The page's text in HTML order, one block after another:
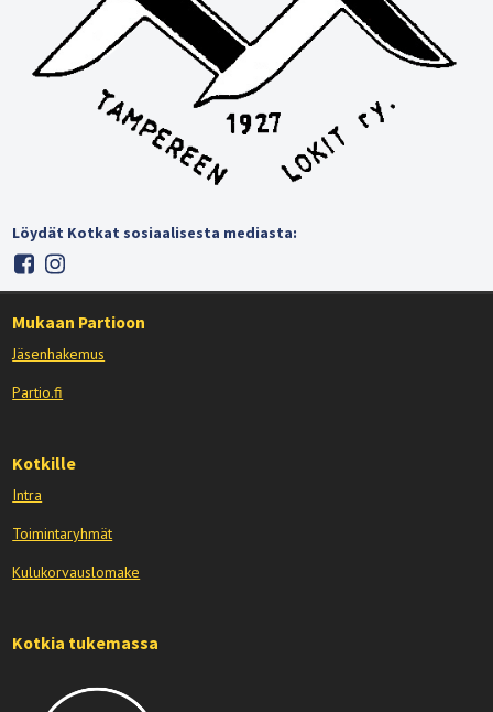
Löydät Kotkat sosiaalisesta mediasta:
Mukaan Partioon
Jäsenhakemus
Partio.fi
Kotkille
Intra
Toimintaryhmät
Kulukorvauslomake
Kotkia tukemassa